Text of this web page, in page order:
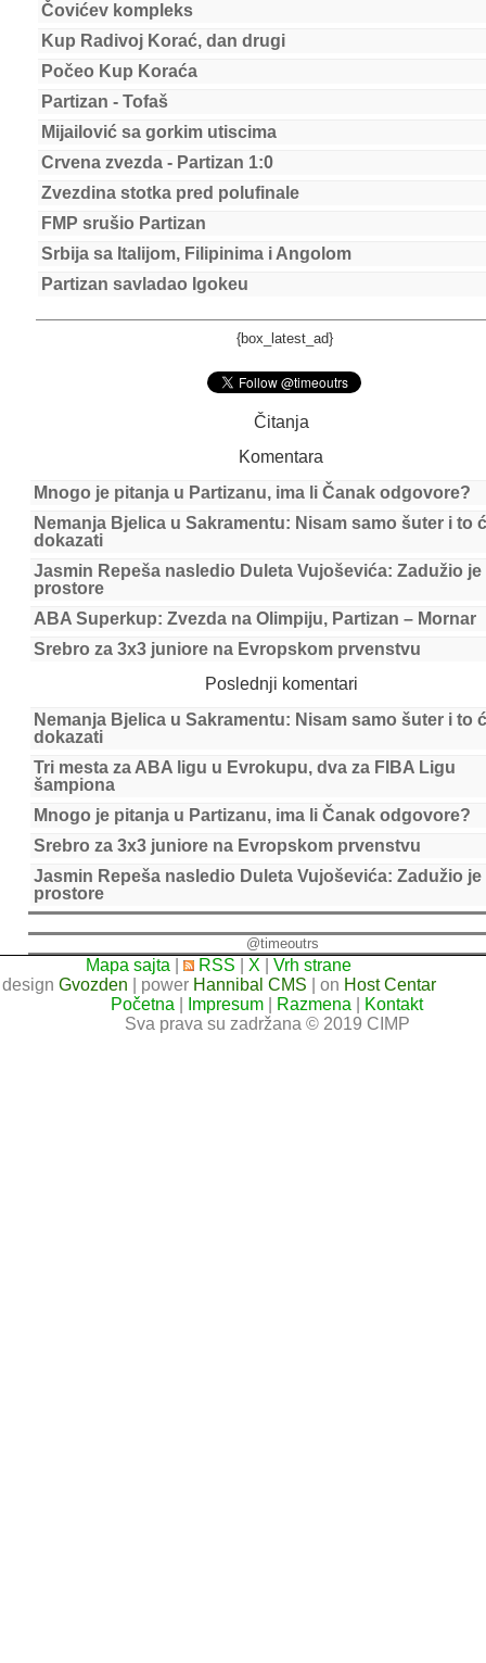
Čovićev kompleks
Kup Radivoj Korać, dan drugi
Počeo Kup Koraća
Partizan - Tofaš
Mijailović sa gorkim utiscima
Crvena zvezda - Partizan 1:0
Zvezdina stotka pred polufinale
FMP srušio Partizan
Srbija sa Italijom, Filipinima i Angolom
Partizan savladao Igokeu
{box_latest_ad}
Čitanja
Komentara
Mnogo je pitanja u Partizanu, ima li Čanak odgovore?
Nemanja Bjelica u Sakramentu: Nisam samo šuter i to
dokazati
Jasmin Repeša nasledio Duleta Vujoševića: Zadužio je
prostore
ABA Superkup: Zvezda na Olimpiju, Partizan – Mornar
Srebro za 3x3 juniore na Evropskom prvenstvu
Poslednji komentari
Nemanja Bjelica u Sakramentu: Nisam samo šuter i to
dokazati
Tri mesta za ABA ligu u Evrokupu, dva za FIBA Ligu
šampiona
Mnogo je pitanja u Partizanu, ima li Čanak odgovore?
Srebro za 3x3 juniore na Evropskom prvenstvu
Jasmin Repeša nasledio Duleta Vujoševića: Zadužio je
prostore
@timeoutrs
Mapa sajta | RSS X |Vrh strane
design Gvozden | power Hannibal CMS | on Host Centar
Početna
Impresum Razmena
Kontakt
Sva prava su zadržana © 2019 CIMP